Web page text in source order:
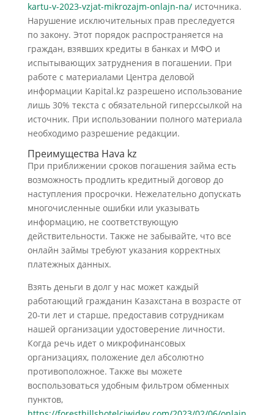
kartu-v-2023-vzjat-mikrozajm-onlajn-na/источника.
Нарушение исключительных прав преследуется
по закону. Этот порядок распространяется на
граждан, взявших кредиты в банках и МФО и
испытывающих затруднения в погашении. При
работе с материалами Центра деловой
информации Kapital.kz разрешено использование
лишь 30% текста с обязательной гиперссылкой на
источник. При использовании полного материала
необходимо разрешение редакции.
Преимущества Hava kz
При приближении сроков погашения займа есть
возможность продлить кредитный договор до
наступления просрочки. Нежелательно допускать
многочисленные ошибки или указывать
информацию, не соответствующую
действительности. Также не забывайте, что все
онлайн займы требуют указания корректных
платежных данных.
Взять деньги в долг у нас может каждый
работающий гражданин Казахстана в возрасте от
20-ти лет и старше, предоставив сотрудникам
нашей организации удостоверение личности.
Когда речь идет о микрофинансовых
организациях, положение дел абсолютно
противоположное. Также вы можете
воспользоваться удобным фильтром обменных
пунктов,